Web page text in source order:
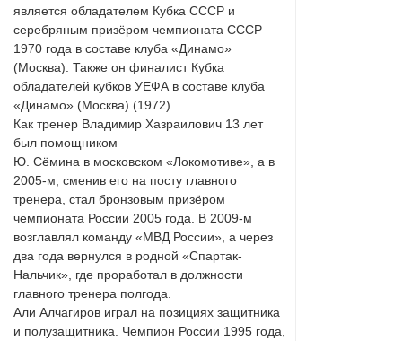
является обладателем Кубка СССР и
серебряным призёром чемпионата СССР
1970 года в составе клуба «Динамо»
(Москва). Также он финалист Кубка
обладателей кубков УЕФА в составе клуба
«Динамо» (Москва) (1972).
Как тренер Владимир Хазраилович 13 лет
был помощником
Ю. Сёмина в московском «Локомотиве», а в
2005-м, сменив его на посту главного
тренера, стал бронзовым призёром
чемпионата России 2005 года. В 2009-м
возглавлял команду «МВД России», а через
два года вернулся в родной «Спартак-
Нальчик», где проработал в должности
главного тренера полгода.
Али Алчагиров играл на позициях защитника
и полузащитника. Чемпион России 1995 года,